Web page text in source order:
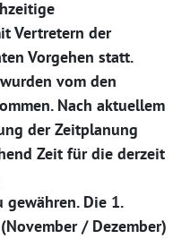
Vertretern der
Vorgehen statt.
vom den
Nach aktuellem
der Zeitplanung
Zeit für die derzeit
Die 1.
/ Dezember)